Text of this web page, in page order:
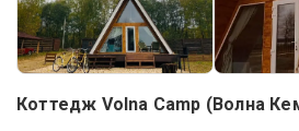
Коттедж Volna Camp (Волна